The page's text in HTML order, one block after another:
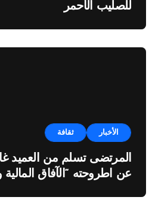
للصليب الأحمر
الأخبار ثقافة
المرتضى تسلم من العميد
عن اطروحته “الآفاق المالية